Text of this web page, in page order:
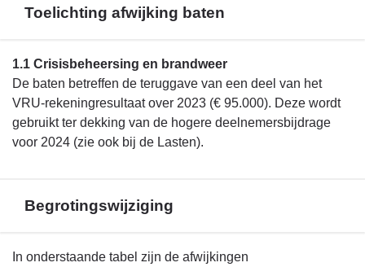
Toelichting afwijking baten
Terug
naar
navigatie
Financieel
afwijking
1.1 Crisisbeheersing en brandweer
De baten betreffen de teruggave van een deel van het
VRU-rekeningresultaat over 2023 (€ 95.000). Deze wordt
gebruikt ter dekking van de hogere deelnemersbijdrage
voor 2024 (zie ook bij de Lasten).
Begrotingswijziging
TerugIn onderstaande tabel zijn de afwijkingen